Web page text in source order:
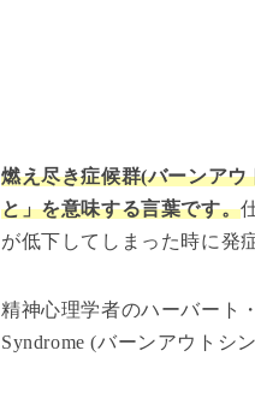
燃え尽き症候群(バーンア
と」を意味する言葉です。
が低下してしまった時に発
精神心理学者のハーバート
Syndrome (バーンアウトシ